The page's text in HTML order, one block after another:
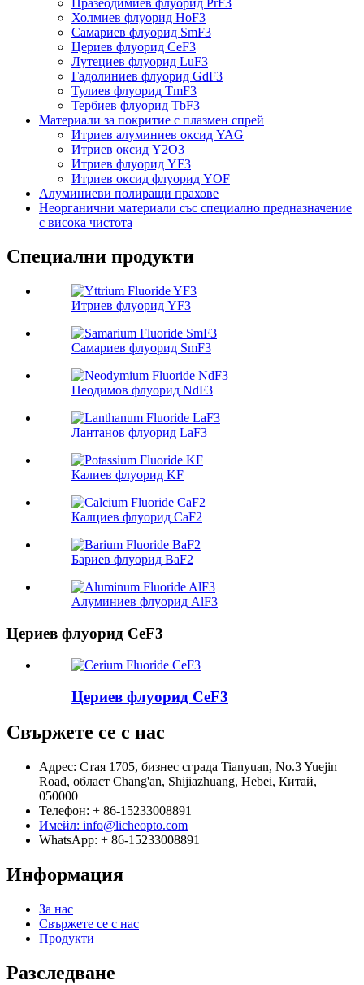
Холмиев флуорид HoF3
Самариев флуорид SmF3
Цериев флуорид CeF3
Лутециев флуорид LuF3
Гадолиниев флуорид GdF3
Тулиев флуорид TmF3
Тербиев флуорид TbF3
Материали за покритие с плазмен спрей
Итриев алуминиев оксид YAG
Итриев оксид Y2O3
Итриев флуорид YF3
Итриев оксид флуорид YOF
Алуминиеви полиращи прахове
Неорганични материали със специално предназначение
с висока чистота
Специални продукти
Итриев флуорид YF3
Самариев флуорид SmF3
Неодимов флуорид NdF3
Лантанов флуорид LaF3
Калиев флуорид KF
Калциев флуорид CaF2
Бариев флуорид BaF2
Алуминиев флуорид AlF3
Цериев флуорид CeF3
Цериев флуорид CeF3
Свържете се с нас
Адрес: Стая 1705, бизнес сграда Tianyuan, No.3 Yuejin
Road, област Chang'an, Shijiazhuang, Hebei, Китай,
050000
Телефон: + 86-15233008891
Имейл: info@licheopto.com
WhatsApp: + 86-15233008891
Информация
За нас
Свържете се с нас
Продукти
Разследване